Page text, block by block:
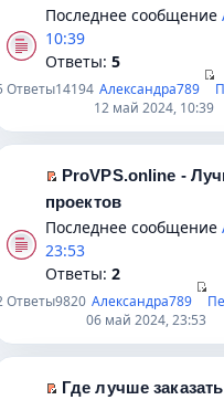
у
с
о
о
щ
е
и
ю
и
н
о
м
с
о
о
б
щ
н
и
н
р
ч
и
а
н
н
о
м
с
о
п
в
м
у
е
п
р
о
ч
т
а
е
й
и
к
е
р
в
о
м
н
е
Последнее сообщение
10:39
Ответы: 5
Ответы14194 Александра789
12 май 2024, 10:39
е
р
е
й
т
к
п
ProVPS.online -
проектов
Последнее сообщение
23:53
Ответы: 2
Ответы9820 Александра789
06 май 2024, 23:53
Где лучше